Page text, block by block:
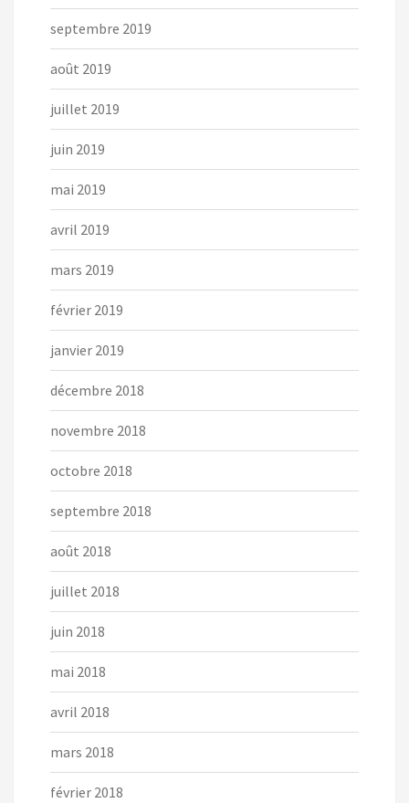
septembre 2019
août 2019
juillet 2019
juin 2019
mai 2019
avril 2019
mars 2019
février 2019
janvier 2019
décembre 2018
novembre 2018
octobre 2018
septembre 2018
août 2018
juillet 2018
juin 2018
mai 2018
avril 2018
mars 2018
février 2018